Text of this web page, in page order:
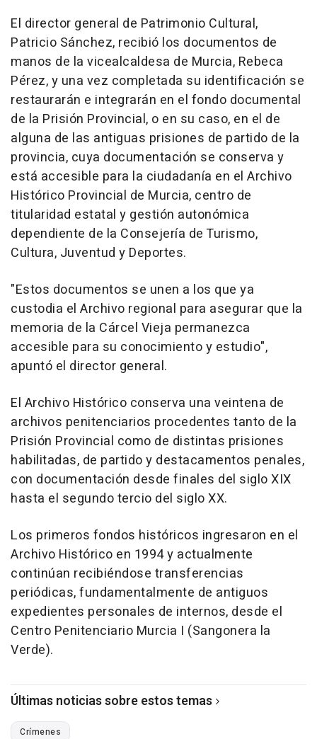
El director general de Patrimonio Cultural,
Patricio Sánchez, recibió los documentos de
manos de la vicealcaldesa de Murcia, Rebeca
Pérez, y una vez completada su identificación se
restaurarán e integrarán en el fondo documental
de la Prisión Provincial, o en su caso, en el de
alguna de las antiguas prisiones de partido de la
provincia, cuya documentación se conserva y
está accesible para la ciudadanía en el Archivo
Histórico Provincial de Murcia, centro de
titularidad estatal y gestión autonómica
dependiente de la Consejería de Turismo,
Cultura, Juventud y Deportes.
"Estos documentos se unen a los que ya
custodia el Archivo regional para asegurar que la
memoria de la Cárcel Vieja permanezca
accesible para su conocimiento y estudio",
apuntó el director general.
El Archivo Histórico conserva una veintena de
archivos penitenciarios procedentes tanto de la
Prisión Provincial como de distintas prisiones
habilitadas, de partido y destacamentos penales,
con documentación desde finales del siglo XIX
hasta el segundo tercio del siglo XX.
Los primeros fondos históricos ingresaron en el
Archivo Histórico en 1994 y actualmente
continúan recibiéndose transferencias
periódicas, fundamentalmente de antiguos
expedientes personales de internos, desde el
Centro Penitenciario Murcia I (Sangonera la
Verde).
Últimas noticias sobre estos temas
Crímenes